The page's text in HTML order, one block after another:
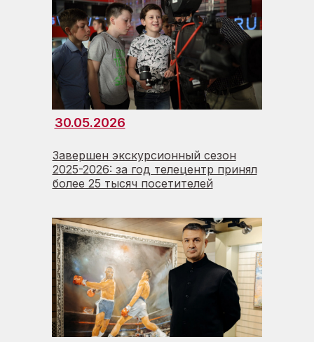
30.05.2026
Завершен экскурсионный сезон
2025-2026: за год телецентр принял
более 25 тысяч посетителей